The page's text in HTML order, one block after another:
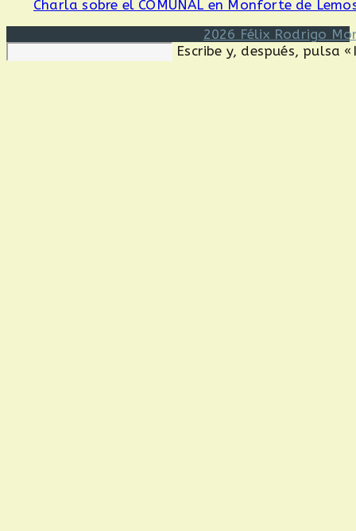
Charla sobre el COMUNAL en Monforte de
2026 Félix Rodrigo
en
Escribe y, después, pulsa